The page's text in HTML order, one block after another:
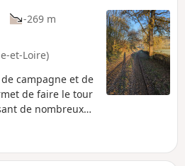
-269 m
et-Loire)
campagne et de
de faire le tour
de nombreux